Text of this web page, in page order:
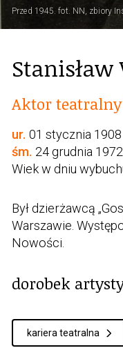
Aktor
ur. 01 stycznia 1908
śm. 24 grudnia 1972
Wiek w dniu
Był dzierżawcą
Warszawie.
Nowości.
dorobek
kariera teatralna
Przed 1945. fot. NN, zbiory